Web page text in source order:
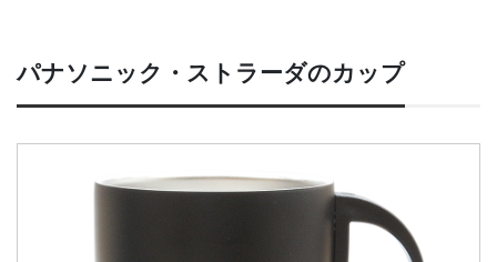
パナソニック・ストラーダのカップ